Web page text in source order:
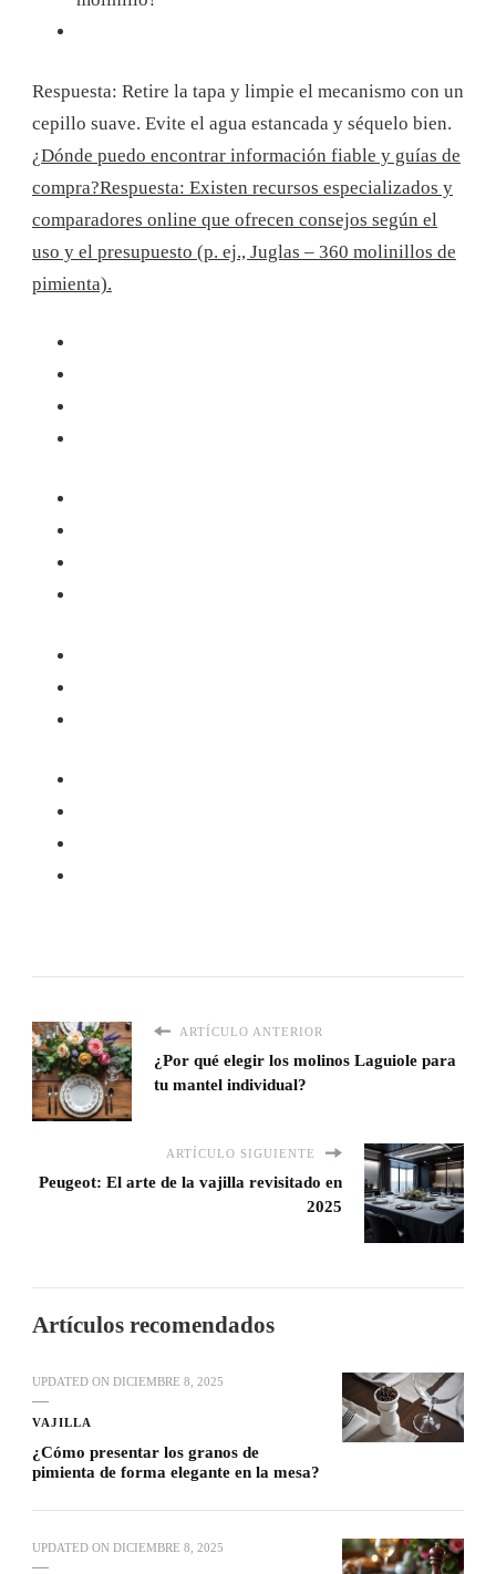
Respuesta: Retire la tapa y limpie el mecanismo con un
cepillo suave. Evite el agua estancada y séquelo bien.
¿Dónde puedo encontrar información fiable y guías de
compra?Respuesta: Existen recursos especializados y
comparadores online que ofrecen consejos según el
uso y el presupuesto (p. ej., Juglas – 360 molinillos de
pimienta).
ARTÍCULO ANTERIOR
¿Por qué elegir los molinos Laguiole para
tu mantel individual?
ARTÍCULO SIGUIENTE
Peugeot: El arte de la vajilla revisitado en
2025
Artículos recomendados
UPDATED ON DICIEMBRE 8, 2025
VAJILLA
¿Cómo presentar los granos de
pimienta de forma elegante en la mesa?
UPDATED ON DICIEMBRE 8, 2025